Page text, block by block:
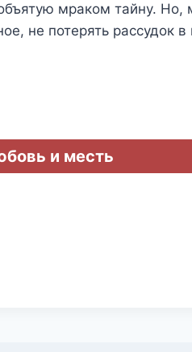
мраком тайну. Но,
не потерять рассудок
и месть